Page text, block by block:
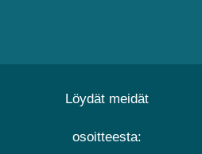
Löydät meidät
osoitteesta: